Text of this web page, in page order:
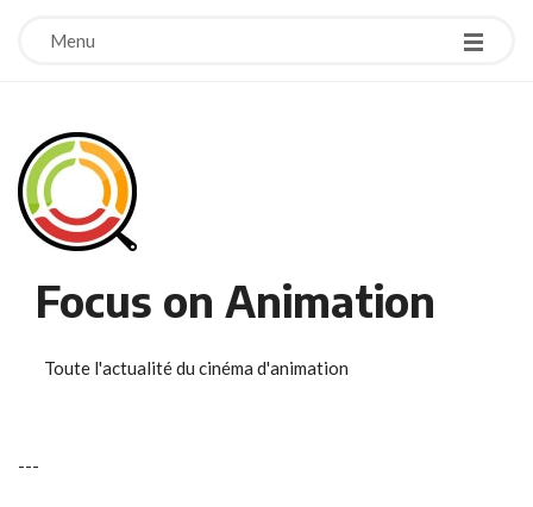
Menu
Focus on Animation
Toute l'actualité du cinéma d'animation
---